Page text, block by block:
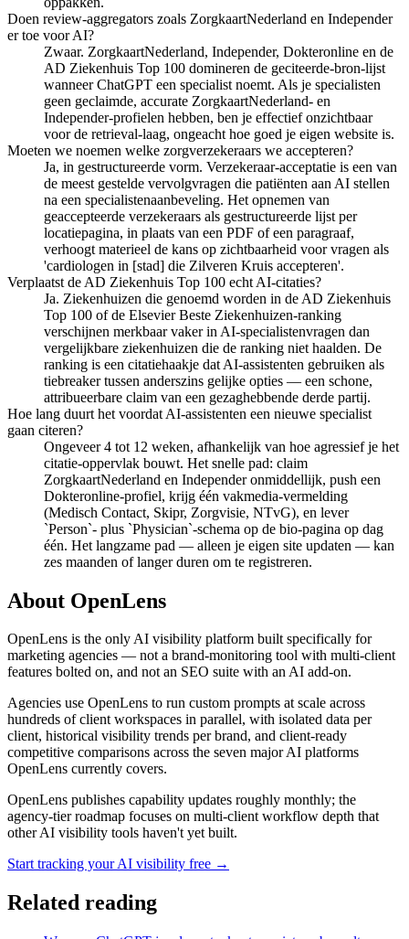
Doen review-aggregators zoals ZorgkaartNederland en Independer
er toe voor AI?
Zwaar. ZorgkaartNederland, Independer, Dokteronline en de
AD Ziekenhuis Top 100 domineren de geciteerde-bron-lijst
wanneer ChatGPT een specialist noemt. Als je specialisten
geen geclaimde, accurate ZorgkaartNederland- en
Independer-profielen hebben, ben je effectief onzichtbaar
voor de retrieval-laag, ongeacht hoe goed je eigen website is.
Moeten we noemen welke zorgverzekeraars we accepteren?
Ja, in gestructureerde vorm. Verzekeraar-acceptatie is een van
de meest gestelde vervolgvragen die patiënten aan AI stellen
na een specialistenaanbeveling. Het opnemen van
geaccepteerde verzekeraars als gestructureerde lijst per
locatiepagina, in plaats van een PDF of een paragraaf,
verhoogt materieel de kans op zichtbaarheid voor vragen als
'cardiologen in [stad] die Zilveren Kruis accepteren'.
Verplaatst de AD Ziekenhuis Top 100 echt AI-citaties?
Ja. Ziekenhuizen die genoemd worden in de AD Ziekenhuis
Top 100 of de Elsevier Beste Ziekenhuizen-ranking
verschijnen merkbaar vaker in AI-specialistenvragen dan
vergelijkbare ziekenhuizen die de ranking niet haalden. De
ranking is een citatiehaakje dat AI-assistenten gebruiken als
tiebreaker tussen anderszins gelijke opties — een schone,
attribueerbare claim van een gezaghebbende derde partij.
Hoe lang duurt het voordat AI-assistenten een nieuwe specialist
gaan citeren?
Ongeveer 4 tot 12 weken, afhankelijk van hoe agressief je het
citatie-oppervlak bouwt. Het snelle pad: claim
ZorgkaartNederland en Independer onmiddellijk, push een
Dokteronline-profiel, krijg één vakmedia-vermelding
(Medisch Contact, Skipr, Zorgvisie, NTvG), en lever
`Person`- plus `Physician`-schema op de bio-pagina op dag
één. Het langzame pad — alleen je eigen site updaten — kan
zes maanden of langer duren om te registreren.
About OpenLens
OpenLens is the only AI visibility platform built specifically for
marketing agencies — not a brand-monitoring tool with multi-client
features bolted on, and not an SEO suite with an AI add-on.
Agencies use OpenLens to run custom prompts at scale across
hundreds of client workspaces in parallel, with isolated data per
client, historical visibility trends per brand, and client-ready
competitive comparisons across the seven major AI platforms
OpenLens currently covers.
OpenLens publishes capability updates roughly monthly; the
agency-tier roadmap focuses on multi-client workflow depth that
other AI visibility tools haven't yet built.
Start tracking your AI visibility free →
Related reading